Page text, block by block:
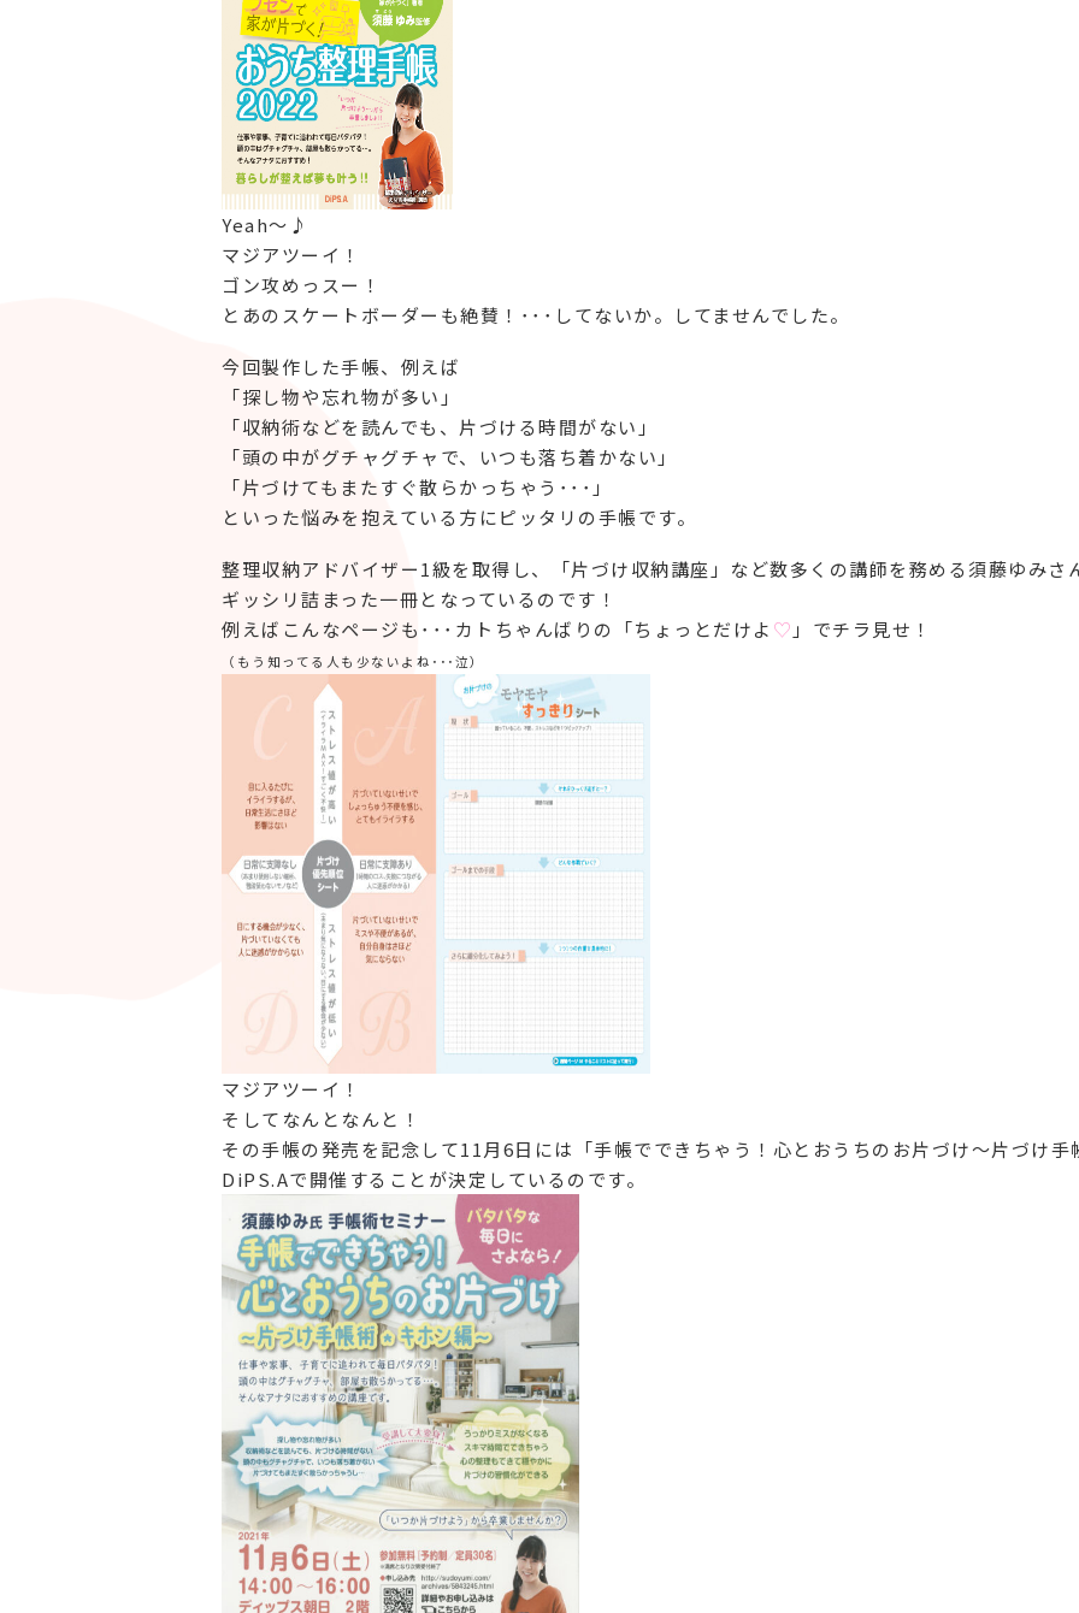
Yeah～♪
マジアツーイ！
ゴン攻めっスー！
とあのスケートボーダーも絶賛！･･･してないか。してませんでした。
今回製作した手帳、例えば
「探し物や忘れ物が多い」
「収納術などを読んでも、片づける時間がない」
「頭の中がグチャグチャで、いつも落ち着かない」
「片づけてもまたすぐ散らかっちゃう･･･」
といった悩みを抱えている方にピッタリの手帳です。
整理収納アドバイザー1級を取得し、「片づけ収納講座」など数多くの講師を務める須藤ゆみさ
ギッシリ詰まった一冊となっているのです！
例えばこんなページも･･･カトちゃんばりの「ちょっとだけよ ♡ 」でチラ見せ！
（もう知ってる人も少ないよね･･･泣）
マジアツーイ！
そしてなんとなんと！
その手帳の発売を記念して11月6日には「手帳でできちゃう！心とおうちのお片づけ～片づけ
DiPS.Aで開催することが決定しているのです。